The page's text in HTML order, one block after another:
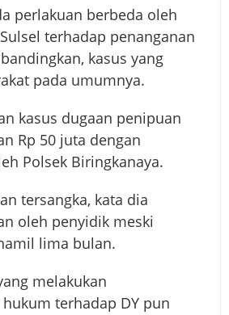
perlakuan berbeda oleh
terhadap penanganan
kasus yang
pada umumnya.
kasus dugaan penipuan
Rp 50 juta dengan
Polsek Biringkanaya.
tersangka, kata dia
oleh penyidik meski
lima bulan.
melakukan
terhadap DY pun